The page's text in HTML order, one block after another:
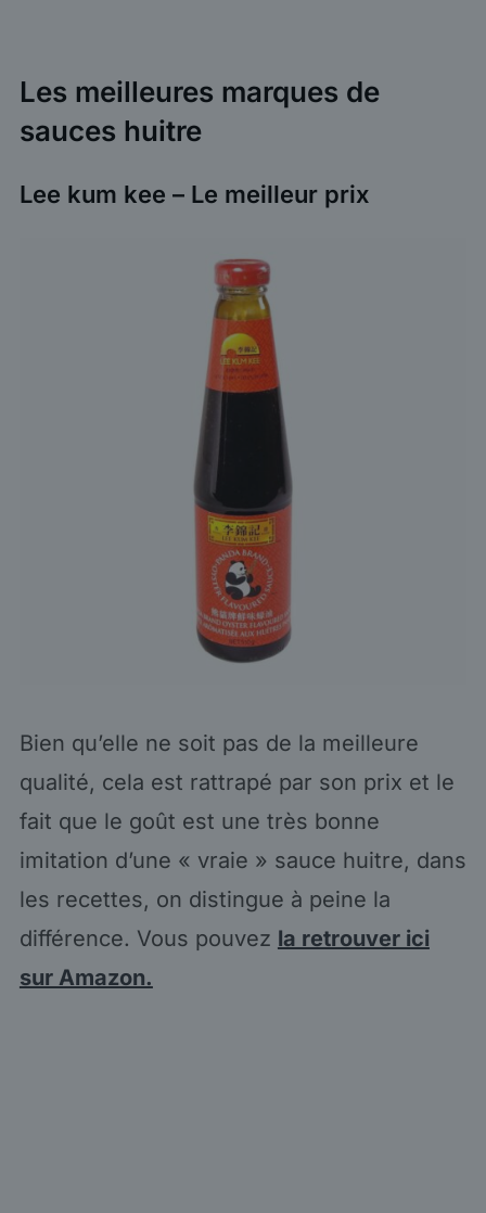
Les meilleures marques de
sauces huitre
Lee kum kee – Le meilleur prix
Bien qu’elle ne soit pas de la meilleure
qualité, cela est rattrapé par son prix et le
fait que le goût est une très bonne
imitation d’une « vraie » sauce huitre, dans
les recettes, on distingue à peine la
différence. Vous pouvez la retrouver ici
sur Amazon.